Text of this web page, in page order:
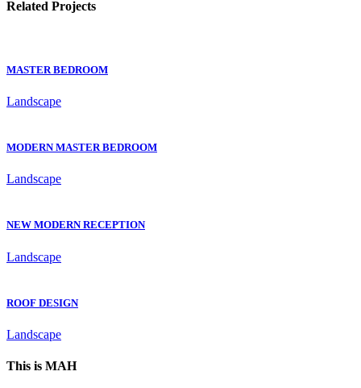
Related Projects
MASTER BEDROOM
Landscape
MODERN MASTER BEDROOM
Landscape
NEW MODERN RECEPTION
Landscape
ROOF DESIGN
Landscape
This is MAH